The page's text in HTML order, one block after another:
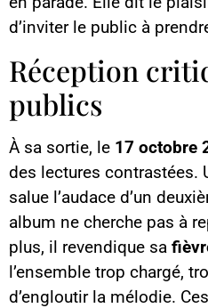
d’inviter le public à
Réception
publics
À sa sortie, le 17 octobre
des lectures contrastées.
salue l’audace d’un
album ne cherche pas à
plus, il revendique sa
l’ensemble trop chargé,
d’engloutir la mélodie.